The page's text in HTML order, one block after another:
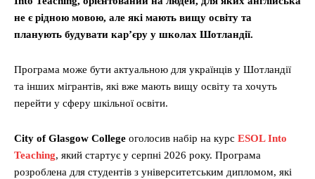
не є рідною мовою, але які мають вищу освіту та
планують будувати кар’єру у школах Шотландії.
Програма може бути актуальною для українців у Шотландії
та інших мігрантів, які вже мають вищу освіту та хочуть
перейти у сферу шкільної освіти.
City of Glasgow College оголосив набір на курс ESOL Into
Teaching, який стартує у серпні 2026 року. Програма
розроблена для студентів з університетським дипломом, які